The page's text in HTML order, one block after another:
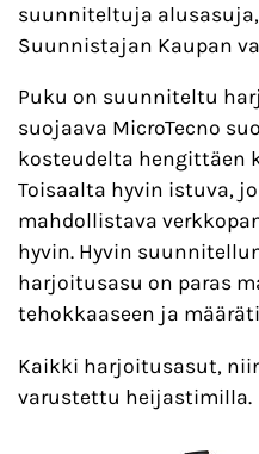
suunniteltuja
Suunnistajan Kaupan
Puku on suunniteltu
suojaava MicroTecno
kosteudelta hengittäen
Toisaalta hyvin istuva,
mahdollistava
hyvin. Hyvin
harjoitusasu on paras
tehokkaaseen ja
Kaikki harjoitusasut,
varustettu heijastimilla.